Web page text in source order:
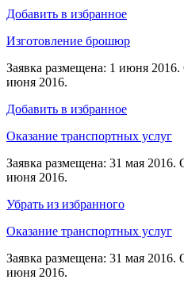
Добавить в избранное
Изготовление брошюр
Заявка размещена: 1 июня
июня 2016.
Добавить в избранное
Оказание транспортных услуг
Заявка размещена: 31 мая 2016.
июня 2016.
Убрать из избранного
Оказание транспортных услуг
Заявка размещена: 31 мая 2016.
июня 2016.